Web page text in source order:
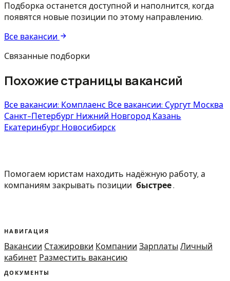
Подборка останется доступной и наполнится, когда
появятся новые позиции по этому направлению.
Все вакансии
Связанные подборки
Похожие страницы вакансий
Все вакансии: Комплаенс Все вакансии: Сургут Москва
Санкт-Петербург Нижний Новгород Казань
Екатеринбург Новосибирск
Помогаем юристам находить надёжную работу, а
компаниям закрывать позиции быстрее.
НАВИГАЦИЯ
Вакансии Стажировки Компании Зарплаты Личный
кабинет Разместить вакансию
ДОКУМЕНТЫ